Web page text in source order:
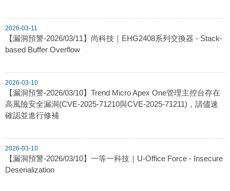
2026-03-11
【漏洞預警-2026/03/11】尚科技｜EHG2408系列交換器 - Stack-
based Buffer Overflow
2026-03-10
【漏洞預警-2026/03/10】Trend Micro Apex One管理主控台存在
高風險安全漏洞(CVE-2025-71210與CVE-2025-71211)，請儘速
確認並進行修補
2026-03-10
【漏洞預警-2026/03/10】一等一科技｜U-Office Force - Insecure
Deserialization